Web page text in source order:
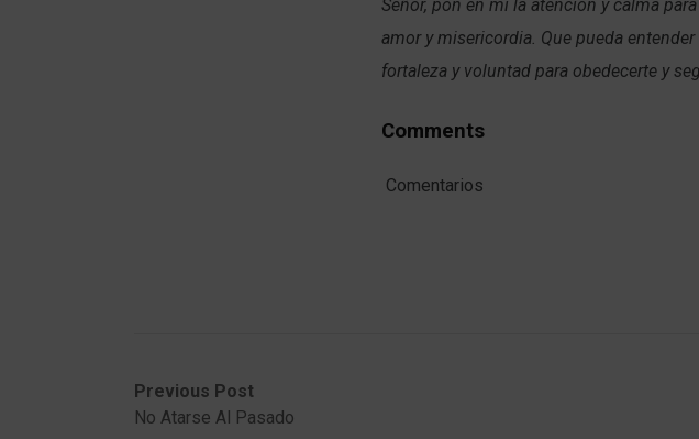
Señor, pon en mi la atención y calma
amor y misericordia. Que pueda
fortaleza y voluntad para obedecerte y
Comments
Comentarios
Previous Post
No Atarse Al Pasado